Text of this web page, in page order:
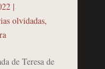
|
olvidadas,
de Teresa de